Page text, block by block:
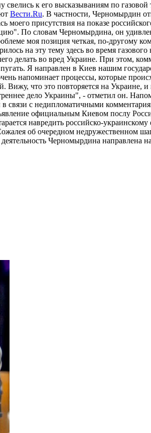
к его высказываниям по газовой
Вести.Ru. В частности, Черномырдин
моего присутствия на показе
По словам Черномырдина, он
моя позиция четкая, по-другому
на эту тему здесь во время
делать во вред Украине. При этом,
Я направлен в Киев нашим
напоминает процессы, которые
что это повторяется на Украине,
дело Украины", - отметил он.
с недипломатичными
официальным Киевом послу
навредить российско-
об очередном недружественном
Черномырдина направлена на